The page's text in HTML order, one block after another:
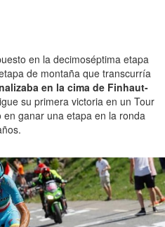
en la decimoséptima etapa
de montaña que transcurría
en la cima de Finhaut-
su primera victoria en un Tour
ganar una etapa en la ronda